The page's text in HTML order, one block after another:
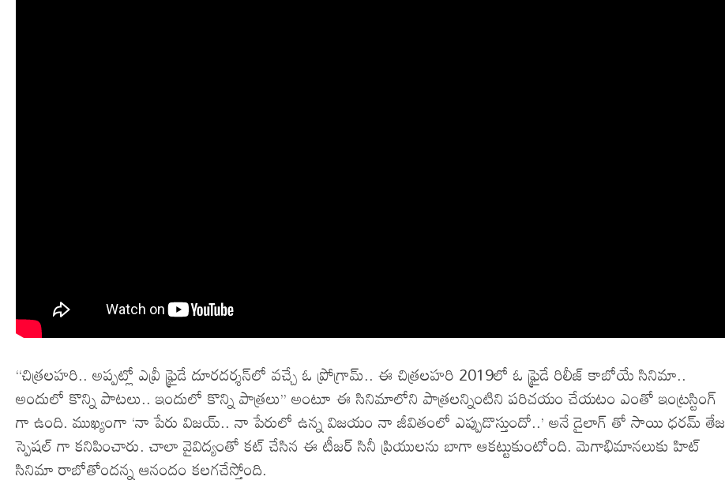
‘‘చిత్రలహరి.. అప్పట్లో ఎవ్రీ ఫ్రైడే దూరదర్శన్‌లో వచ్చే ఓ ప్రోగ్రామ్.. ఈ చిత్రలహరి 2019లో ఓ ఫ్రైడే రిలీజ్ కాబోయే సినిమా..
అందులో కొన్ని పాటలు.. ఇందులో కొన్ని పాత్రలు’’ అంటూ ఈ సినిమాలోని పాత్రలన్నింటిని పరిచయం చేయటం ఎంతో ఇంట్రస్టింగ్
గా ఉంది. ముఖ్యంగా ‘నా పేరు విజయ్.. నా పేరులో ఉన్న విజయం నా జీవితంలో ఎప్పుడొస్తుందో..’ అనే డైలాగ్ తో సాయి ధరమ్ తేజ
స్పెషల్ గా కనిపించారు. చాలా వైవిద్యంతో కట్ చేసిన ఈ టీజర్ సినీ ప్రియులను బాగా ఆకట్టుకుంటోంది. మెగాభిమానలుకు హిట్
సినిమా రాబోతోందన్న ఆనందం కలగచేస్తోంది.